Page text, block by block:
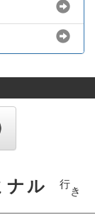
ナル 行き